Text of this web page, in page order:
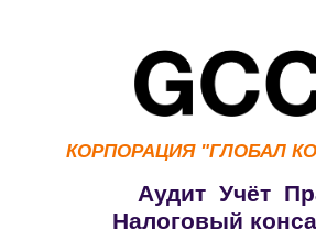
КОРПОРАЦИЯ "ГЛОБАЛ
Аудит Учёт
Налоговый